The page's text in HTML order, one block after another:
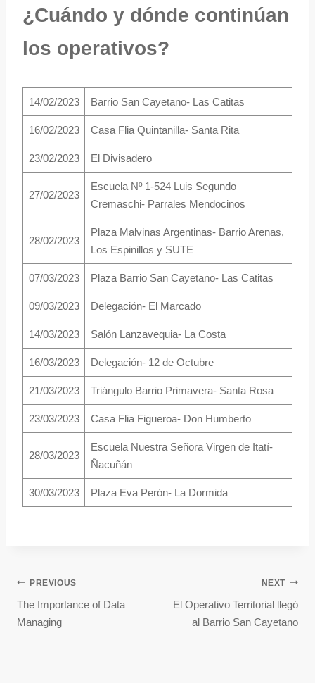
¿Cuándo y dónde continúan
los operativos?
14/02/2023 Barrio San Cayetano- Las Catitas
16/02/2023 Casa Flia Quintanilla- Santa Rita
23/02/2023 El Divisadero
27/02/2023
Escuela Nº 1-524 Luis Segundo
Cremaschi- Parrales Mendocinos
28/02/2023
Plaza Malvinas Argentinas- Barrio Arenas,
Los Espinillos y SUTE
07/03/2023 Plaza Barrio San Cayetano- Las Catitas
09/03/2023 Delegación- El Marcado
14/03/2023 Salón Lanzavequia- La Costa
16/03/2023 Delegación- 12 de Octubre
21/03/2023 Triángulo Barrio Primavera- Santa Rosa
23/03/2023 Casa Flia Figueroa- Don Humberto
28/03/2023
Escuela Nuestra Señora Virgen de Itatí-
Ñacuñán
30/03/2023 Plaza Eva Perón- La Dormida
PREVIOUS
The Importance of Data
Managing
NEXT
El Operativo Territorial llegó
al Barrio San Cayetano